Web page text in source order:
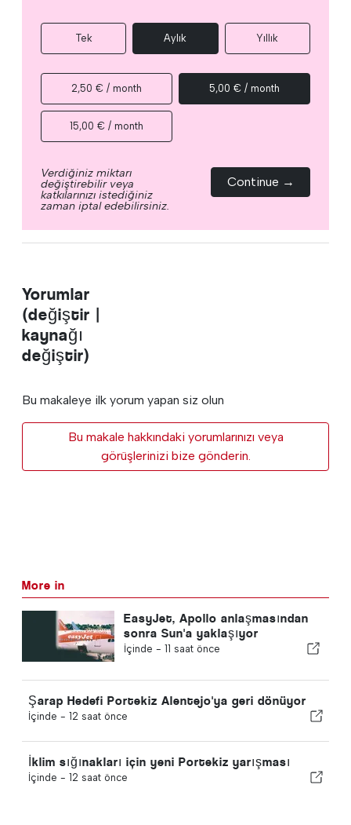
Tek Aylık Yıllık
2,50 € / month 5,00 € / month
15,00 € / month
Verdiğiniz miktarı
değiştirebilir veya
katkılarınızı istediğiniz
zaman iptal edebilirsiniz.
Continue →
Yorumlar
(değiştir |
kaynağı
değiştir)
Bu makaleye ilk yorum yapan siz olun
Bu makale hakkındaki yorumlarınızı veya
görüşlerinizi bize gönderin.
More in
EasyJet, Apollo anlaşmasından
sonra Sun'a yaklaşıyor
İçinde - 11 saat önce
Şarap Hedefi Portekiz Alentejo'ya geri dönüyor
İçinde - 12 saat önce
İklim sığınakları için yeni Portekiz yarışması
İçinde - 12 saat önce